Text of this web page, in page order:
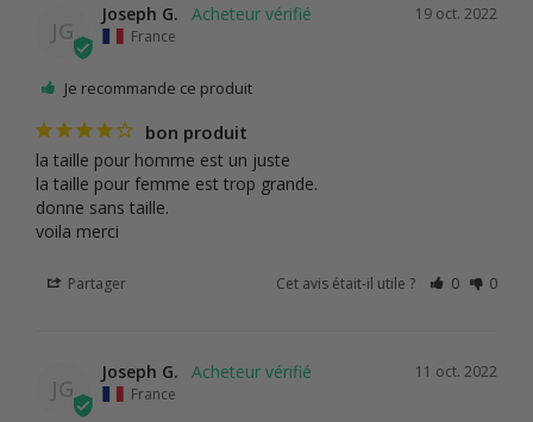
JG
19 oct. 2022
Joseph G.
France
Je recommande ce produit
bon produit
la taille pour homme est un juste
la taille pour femme est trop grande.
donne sans taille.
voila merci
Partager Cet avis était-il utile ? 0 0
JG
11 oct. 2022
Joseph G.
France